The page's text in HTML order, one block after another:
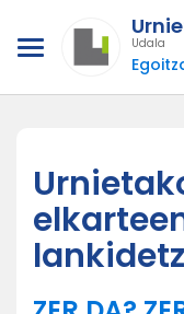
Udala